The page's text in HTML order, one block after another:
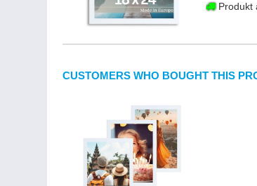
Produkt
CUSTOMERS WHO BOUGHT THIS